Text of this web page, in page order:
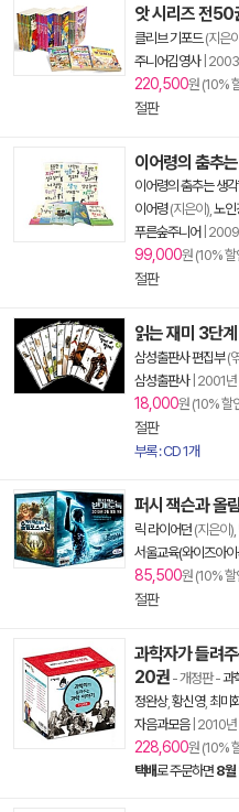
앗 시리즈 전
클리브 기포드(지은
주니어김영사| 2003
220,500원 (10%
절판
이어령의 춤추
이어령의 춤추는 생
이어령(지은이), 노인
푸른숲주니어 2009
99,000원 (10%
절판
읽는 재미 3단
삼성출판사 편집부(
삼성출판사| 2001
18,000원 (10% 할
절판
부록 : CD 1개
퍼시 잭슨과 올
릭 라이어던 (지은이),
서울교육(와이즈아
85,500원 (10%
절판
과학자가 들려
20권 - 개정판-과
정완상, 황신영, 최미
자음과모음| 2010
228,600원 (10%
택배로 주문하면 8월